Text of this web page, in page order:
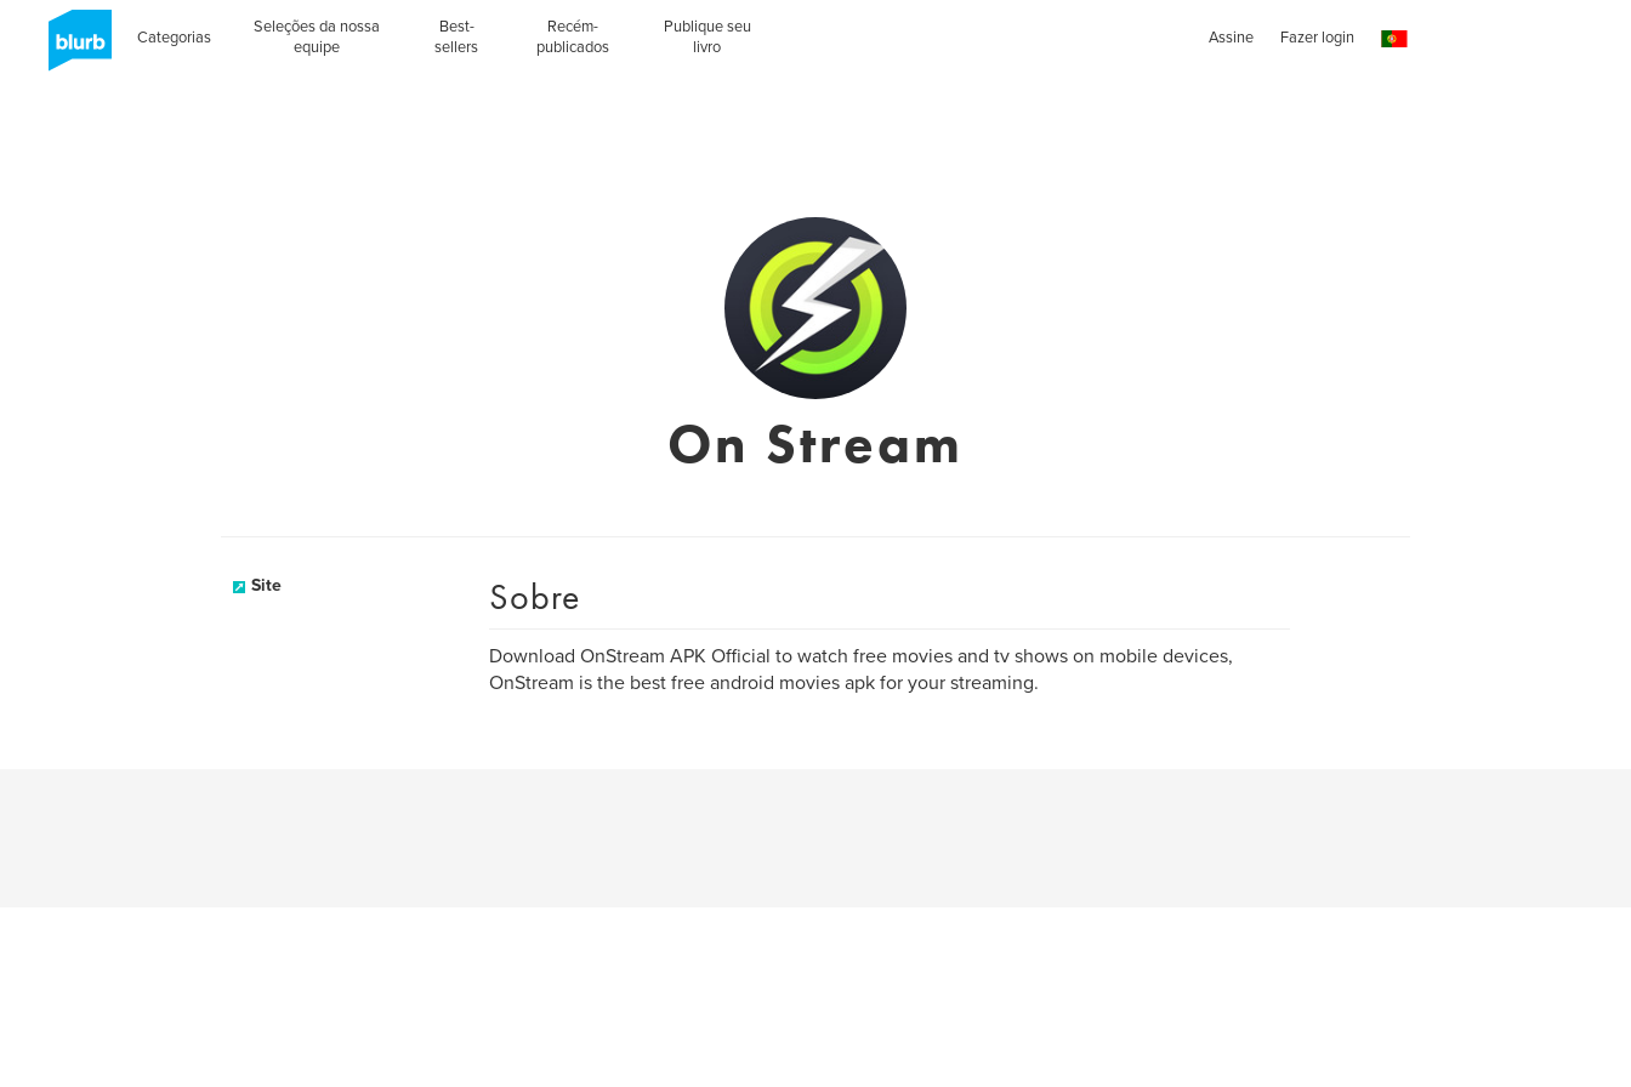
Categorias
Seleções da nossa
equipe
Best-
sellers
Recém-
publicados
Publique seu
livro
Assine Fazer login
On Stream
Site Sobre
Download OnStream APK Official to watch free movies and tv shows on mobile devices,
OnStream is the best free android movies apk for your streaming.